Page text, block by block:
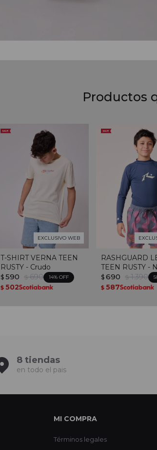
Productos
EXCLUSIVO WEB
T-SHIRT VERNA TEEN
RUSTY - Crudo
$ 590 $ 690 14
$ 502
RASHGUARD
TEEN RUSTY -
$ 690 $ 1.390
$ 587
8 tiendas
en todo el pais
MI COMPRA
Términos legales